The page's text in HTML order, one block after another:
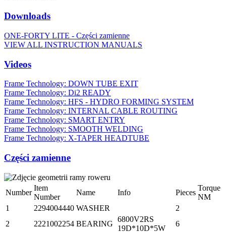
Downloads
ONE-FORTY LITE - Części zamienne
VIEW ALL INSTRUCTION MANUALS
Videos
Frame Technology: DOWN TUBE EXIT
Frame Technology: Di2 READY
Frame Technology: HFS - HYDRO FORMING SYSTEM
Frame Technology: INTERNAL CABLE ROUTING
Frame Technology: SMART ENTRY
Frame Technology: SMOOTH WELDING
Frame Technology: X-TAPER HEADTUBE
Części zamienne
Number
Item
Number
Name Info Pieces
Torque
NM
1
2294004440 WASHER
2
2
2221002254 BEARING
6800V2RS
19D*10D*5W
6